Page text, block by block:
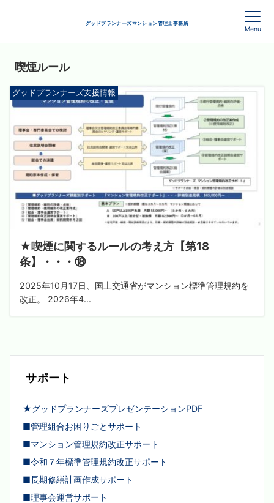
グッドプランナーズマンション管理士事務所
Menu
喫煙ルール
グッドプランナーズ支援情報
★喫煙に関するルールの考え方【第18
条】・・・⑱
2025年10月17日、国土交通省がマンション標準管理規約を
改正。 2026年4...
サポート
★グッドプランナーズプレゼンテーションPDF
■管理組合お困りごとサポート
■マンション管理規約改正サポート
■令和７年標準管理規約改正サポート
■長期修繕計画作成サポート
■理事会運営サポート